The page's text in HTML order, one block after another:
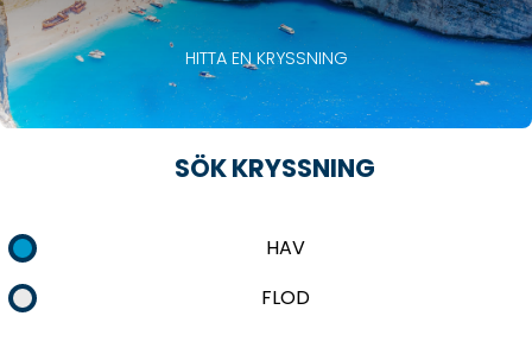
HITTA EN KRYSSNING
SÖK KRYSSNING
HAV
FLOD